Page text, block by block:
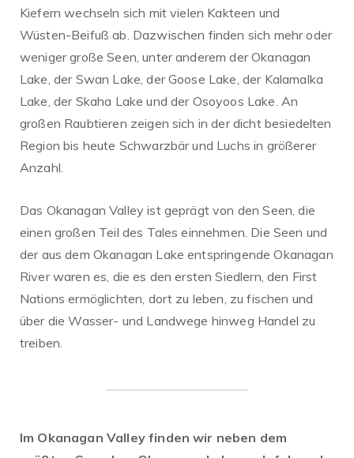
Kiefern wechseln sich mit vielen Kakteen und
Wüsten-Beifuß ab. Dazwischen finden sich mehr oder
weniger große Seen, unter anderem der Okanagan
Lake, der Swan Lake, der Goose Lake, der Kalamalka
Lake, der Skaha Lake und der Osoyoos Lake. An
großen Raubtieren zeigen sich in der dicht besiedelten
Region bis heute Schwarzbär und Luchs in größerer
Anzahl.
Das Okanagan Valley ist geprägt von den Seen, die
einen großen Teil des Tales einnehmen. Die Seen und
der aus dem Okanagan Lake entspringende Okanagan
River waren es, die es den ersten Siedlern, den First
Nations ermöglichten, dort zu leben, zu fischen und
über die Wasser- und Landwege hinweg Handel zu
treiben.
Im Okanagan Valley finden wir neben dem